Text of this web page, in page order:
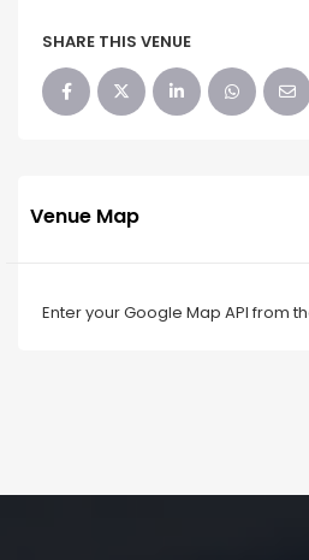
SHARE THIS VENUE
Venue Map
Enter your Google Map API from